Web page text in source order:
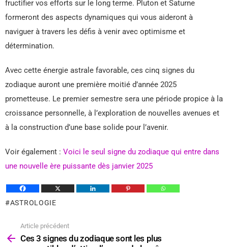
fructifier vos efforts sur le long terme. Pluton et Saturne
formeront des aspects dynamiques qui vous aideront à
naviguer à travers les défis à venir avec optimisme et
détermination.
Avec cette énergie astrale favorable, ces cinq signes du
zodiaque auront une première moitié d’année 2025
prometteuse. Le premier semestre sera une période propice à la
croissance personnelle, à l’exploration de nouvelles avenues et
à la construction d’une base solide pour l’avenir.
Voir également : Voici le seul signe du zodiaque qui entre dans
une nouvelle ère puissante dès janvier 2025
ASTROLOGIE
plus
Article précédent
Ces 3 signes du zodiaque sont les plus